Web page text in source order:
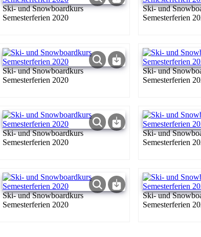
Ski- und Snowboardkurs
Semesterferien 2020
Ski- und
Semesterferien
Ski- und Snowboardkurs
Semesterferien 2020
Ski- und
Semesterferien
Ski- und Snowboardkurs
Semesterferien 2020
Ski- und
Semesterferien
Ski- und Snowboardkurs
Semesterferien 2020
Ski- und
Semesterferien